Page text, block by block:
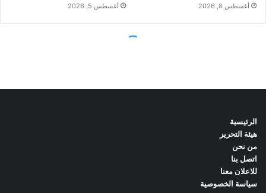
الرئيسية
هيئة التحرير
من نحن
اتصل بنا
للاعلان معنا
سياسة الخصوصية